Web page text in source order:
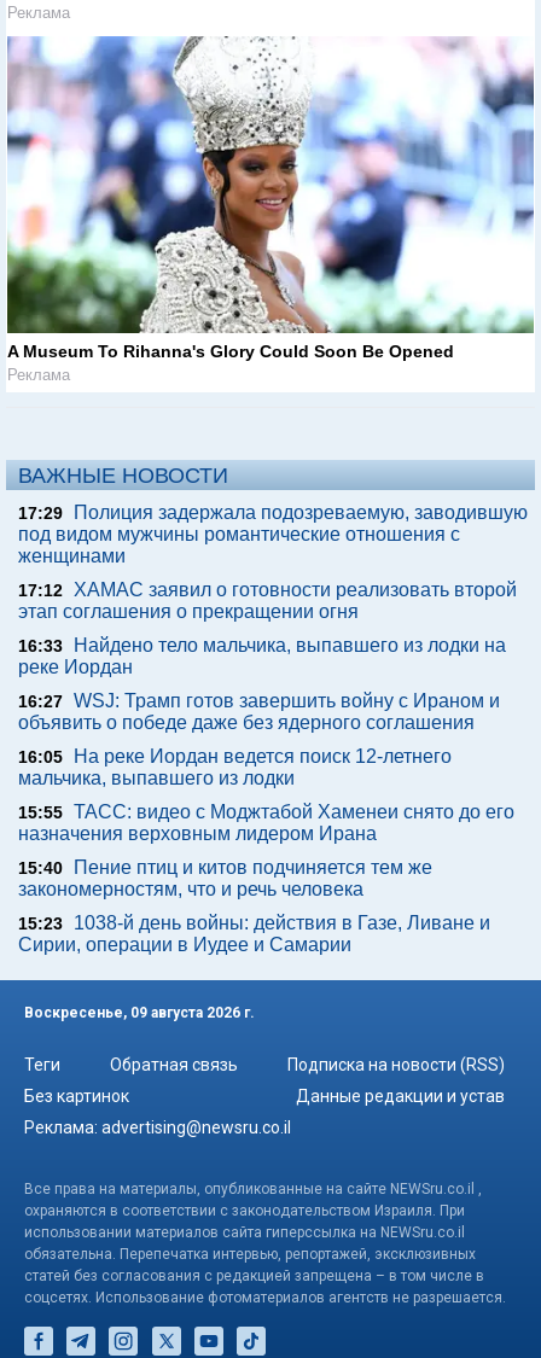
Реклама
A Museum To Rihanna's Glory Could Soon Be Opened
Реклама
ВАЖНЫЕ НОВОСТИ
17:29
Полиция задержала подозреваемую, заводившую
под видом мужчины романтические отношения с
женщинами
17:12 ХАМАС заявил о готовности реализовать второй
этап соглашения о прекращении огня
16:33
Найдено тело мальчика, выпавшего из лодки на
реке Иордан
16:27 WSJ: Трамп готов завершить войну с Ираном и
объявить о победе даже без ядерного соглашения
16:05
На реке Иордан ведется поиск 12-летнего
мальчика, выпавшего из лодки
15:55 ТАСС: видео с Моджтабой Хаменеи снято до его
назначения верховным лидером Ирана
15:40
Пение птиц и китов подчиняется тем же
закономерностям, что и речь человека
15:23
1038-й день войны: действия в Газе, Ливане и
Сирии, операции в Иудее и Самарии
Воскресенье, 09 августа 2026 г.
Теги Обратная связь
Подписка на новости (RSS)
Без картинок
Данные редакции и устав
Реклама: advertising@newsru.co.il
Все права на материалы, опубликованные на сайте NEWSru.co.il ,
охраняются в соответствии с законодательством Израиля. При
использовании материалов сайта гиперссылка на NEWSru.co.il
обязательна. Перепечатка интервью, репортажей, эксклюзивных
статей без согласования с редакцией запрещена – в том числе в
соцсетях. Использование фотоматериалов агентств не разрешается.